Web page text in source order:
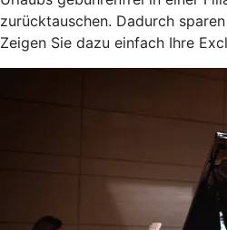
zurücktauschen. Dadurch
Zeigen Sie dazu einfach Ihre